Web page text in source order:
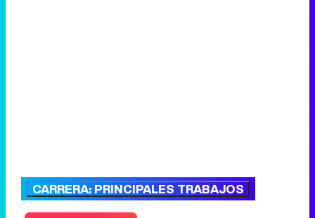
CARRERA: PRINCIPALES TRABAJOS